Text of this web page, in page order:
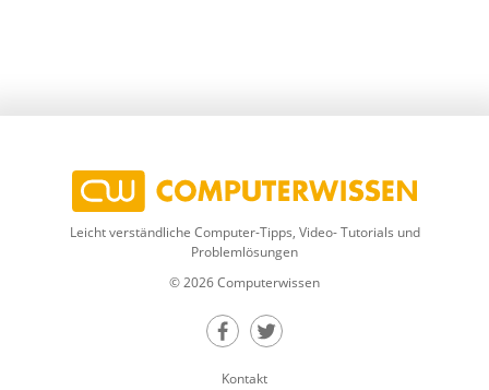
Leicht verständliche Computer-Tipps, Video- Tutorials und
Problemlösungen
© 2026 Computerwissen
Teilen auf Facebook
Teilen auf Twitter
Kontakt